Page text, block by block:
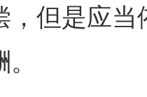
，但是应